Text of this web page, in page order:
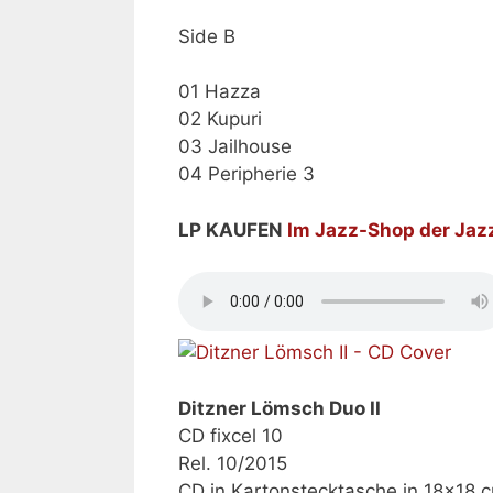
Side B
01 Hazza
02 Kupuri
03 Jailhouse
04 Peripherie 3
LP KAUFEN Im Jazz-Shop der
Ditzner Lömsch Duo II
CD fixcel 10
Rel. 10/2015